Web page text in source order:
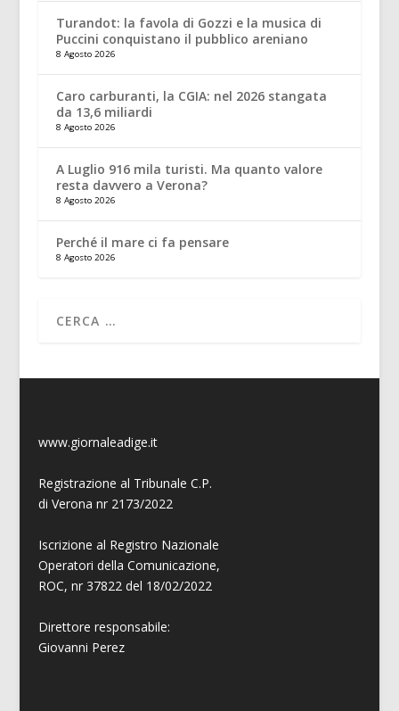
Turandot: la favola di Gozzi e la musica di
Puccini conquistano il pubblico areniano
8 Agosto 2026
Caro carburanti, la CGIA: nel 2026 stangata
da 13,6 miliardi
8 Agosto 2026
A Luglio 916 mila turisti. Ma quanto valore
resta davvero a Verona?
8 Agosto 2026
Perché il mare ci fa pensare
8 Agosto 2026
www.giornaleadige.it
Registrazione al Tribunale C.P.
di Verona nr 2173/2022
Iscrizione al Registro Nazionale
Operatori della Comunicazione,
ROC, nr 37822 del 18/02/2022
Direttore responsabile:
Giovanni Perez